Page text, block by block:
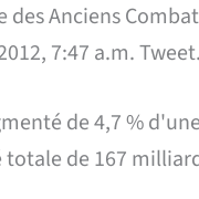
Anciens
7:47 a.m. Tweet.
de 4,7 %
de 167